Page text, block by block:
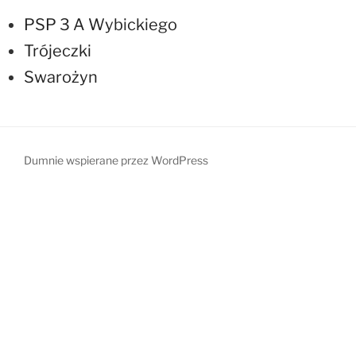
PSP 3 A Wybickiego
Trójeczki
Swarożyn
Dumnie wspierane przez WordPress